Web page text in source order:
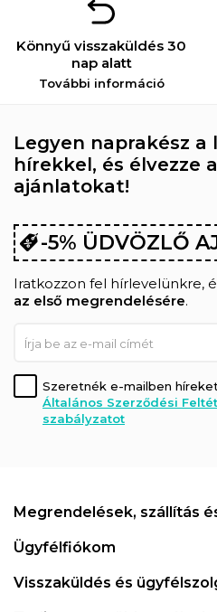
Könnyű visszaküldés 30
nap alatt
További információ
Legyen naprakész a
hírekkel, és élvezze
ajánlatokat!
-5% ÜDVÖZLŐ
Iratkozzon fel hírlevelünkre,
az első megrendelésére.
Szeretnék e-mailben
Általános Szerződési
szabályzatot
Megrendelések, szállítás
Ügyfélfiókom
Visszaküldés és